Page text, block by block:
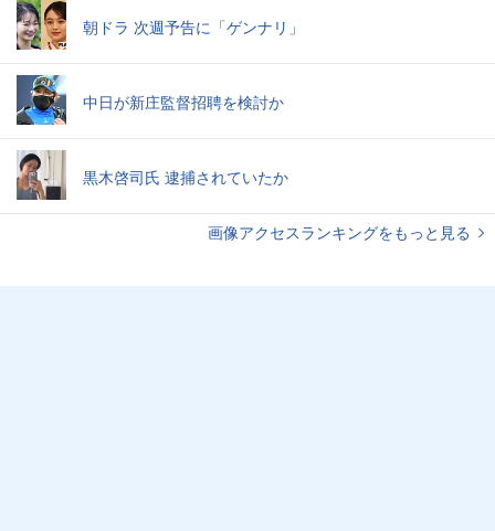
朝ドラ 次週予告に「ゲンナリ」
中日が新庄監督招聘を検討か
黒木啓司氏 逮捕されていたか
画像アクセスランキングをもっと見る